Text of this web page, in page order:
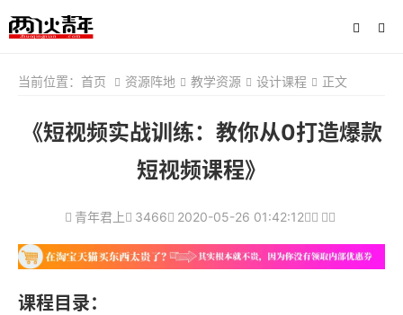
当前位置： 首页 资源阵地 教学资源 设计课程 正文
《短视频实战训练：教你从0打造爆款
短视频课程》
青年君上 3466 2020-05-26 01:42:12
课程目录：